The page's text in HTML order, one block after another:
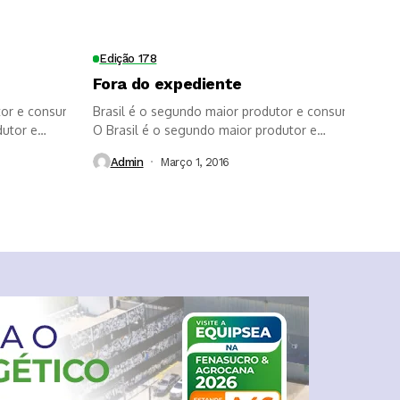
soqueira
s?
e consumidor de biodiesel do mundo
e
Edição 178
Fora do expediente
Brasil é o segundo maior produtor e consumidor de
O Brasil é o segundo maior produtor e
Admin Março 1, 2016